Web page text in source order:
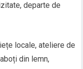
departe de
locale, ateliere de
din lemn,